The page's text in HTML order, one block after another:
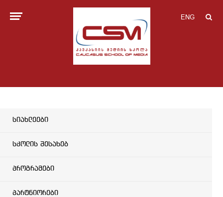
ENG
სიახლეები
სკოლის შესახებ
პროგრამები
პარტნიორები